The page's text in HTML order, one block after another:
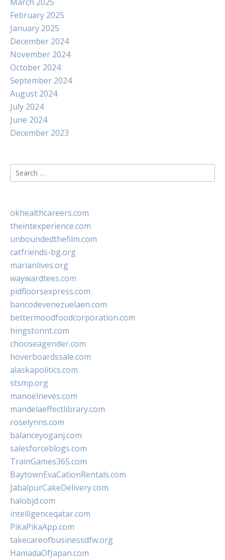
February 2025
January 2025
December 2024
November 2024
October 2024
September 2024
August 2024
July 2024
June 2024
December 2023
Search
for:
okhealthcareers.com
theintexperience.com
unboundedthefilm.com
catfriends-bg.org
marianlives.org
waywardtees.com
pidfloorsexpress.com
bancodevenezuelaen.com
bettermoodfoodcorporation.com
hingstonnt.com
chooseagender.com
hoverboardssale.com
alaskapolitics.com
stsmp.org
manoelneves.com
mandelaeffectlibrary.com
roselynns.com
balanceyoganj.com
salesforceblogs.com
TrainGames365.com
BaytownEvaCationRentals.com
JabalpurCakeDelivery.com
halobjd.com
intelligenceqatar.com
PikaPikaApp.com
takecareofbusinessdfw.org
HamadaOfJapan.com